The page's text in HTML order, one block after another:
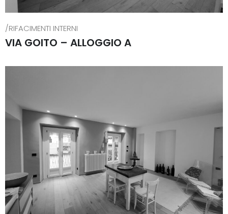
/RIFACIMENTI INTERNI
VIA GOITO – ALLOGGIO A